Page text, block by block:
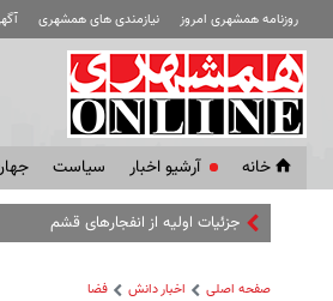
روزنامه همشهری امروز نیازمندی های همشهری
خانه آرشیو اخبار سياست
جزئیات اولیه از انفجارهای قشم
صفحه اصلی اخبار دانش فضا